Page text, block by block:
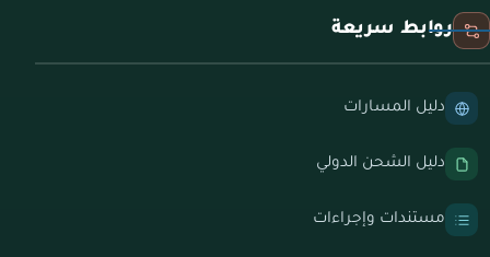
روابط سريعة
دليل المسارات
دليل الشحن الدولي
مستندات وإجراءات